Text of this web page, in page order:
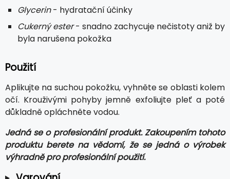
Glycerin- hydratační účinky
Cukerný ester- snadno zachycuje nečistoty aniž by
byla narušena pokožka
Použití
Aplikujte na suchou pokožku, vyhněte se oblasti kolem
očí. Krouživými pohyby jemně exfoliujte pleť a poté
důkladně opláchněte vodou.
Jedná se o profesionální produkt. Zakoupením tohoto
produktu berete na vědomí, že se jedná o výrobek
výhradně pro profesionální použití.